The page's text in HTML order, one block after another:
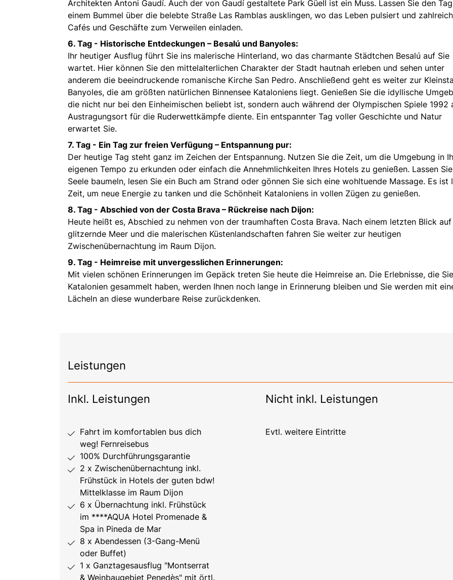
Architekten Antoni Gaudí. Auch der von Gaudí gestaltete Park Güell ist ein Muss. Lassen Sie den
einem Bummel über die belebte Straße Las Ramblas ausklingen, wo das Leben pulsiert und
Cafés und Geschäfte zum Verweilen einladen.
6. Tag - Historische Entdeckungen – Besalú und Banyoles:
Ihr heutiger Ausflug führt Sie ins malerische Hinterland, wo das charmante Städtchen Besalú auf Sie
wartet. Hier können Sie den mittelalterlichen Charakter der Stadt hautnah erleben und sehen unter
anderem die beeindruckende romanische Kirche San Pedro. Anschließend geht es weiter zur
Banyoles, die am größten natürlichen Binnensee Kataloniens liegt. Genießen Sie die idyllische
die nicht nur bei den Einheimischen beliebt ist, sondern auch während der Olympischen Spiele 1992
Austragungsort für die Ruderwettkämpfe diente. Ein entspannter Tag voller Geschichte und Natur
erwartet Sie.
7. Tag - Ein Tag zur freien Verfügung – Entspannung pur:
Der heutige Tag steht ganz im Zeichen der Entspannung. Nutzen Sie die Zeit, um die Umgebung in
eigenen Tempo zu erkunden oder einfach die Annehmlichkeiten Ihres Hotels zu genießen. Lassen
Seele baumeln, lesen Sie ein Buch am Strand oder gönnen Sie sich eine wohltuende Massage. Es ist
Zeit, um neue Energie zu tanken und die Schönheit Kataloniens in vollen Zügen zu genießen.
8. Tag - Abschied von der Costa Brava – Rückreise nach Dijon:
Heute heißt es, Abschied zu nehmen von der traumhaften Costa Brava. Nach einem letzten Blick
glitzernde Meer und die malerischen Küstenlandschaften fahren Sie weiter zur heutigen
Zwischenübernachtung im Raum Dijon.
9. Tag - Heimreise mit unvergesslichen Erinnerungen:
Mit vielen schönen Erinnerungen im Gepäck treten Sie heute die Heimreise an. Die Erlebnisse, die
Katalonien gesammelt haben, werden Ihnen noch lange in Erinnerung bleiben und Sie werden mit
Lächeln an diese wunderbare Reise zurückdenken.
Leistungen
Inkl. Leistungen
Fahrt im komfortablen bus dich
weg! Fernreisebus
100% Durchführungsgarantie
2 x Zwischenübernachtung inkl.
Frühstück in Hotels der guten bdw!
Mittelklasse im Raum Dijon
6 x Übernachtung inkl. Frühstück
im ****AQUA Hotel Promenade &
Spa in Pineda de Mar
8 x Abendessen (3-Gang-Menü
oder Buffet)
1 x Ganztagesausflug "Montserrat
& Weinbaugebiet Penedès" mit örtl.
Nicht inkl. Leistungen
Evtl. weitere Eintritte